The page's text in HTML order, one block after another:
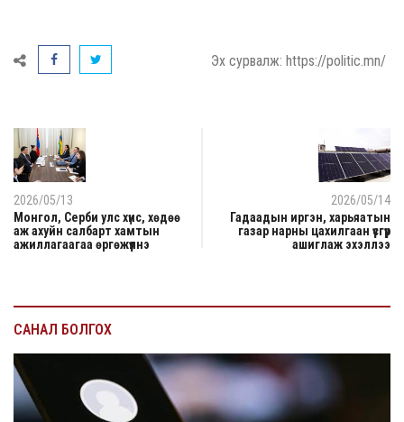
Эх сурвалж: https://politic.mn/
2026/05/13
Монгол, Серби улс хүнс, хөдөө
аж ахуйн салбарт хамтын
ажиллагаагаа өргөжүүлнэ
2026/05/14
Гадаадын иргэн, харьяатын
газар нарны цахилгаан үүсгүүр
ашиглаж эхэллээ
САНАЛ БОЛГОХ